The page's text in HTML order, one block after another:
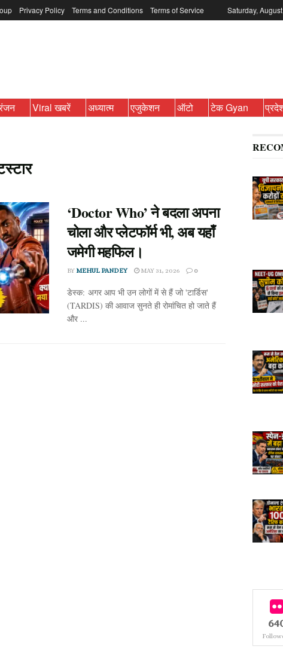
Privacy Policy Terms and Conditions Terms of Service Saturday,
Viral खबरें अध्यात्म एजुकेशन ऑटो टेक Gyan
‘Doctor Who’ ने बदला अपना
चोला और प्लेटफॉर्म भी, अब यहाँ
जमेगी महफिल।
BY MEHUL PANDEY MAY 31, 2026 0
डेस्क: अगर आप भी उन लोगों में से हैं जो 'टार्डिस'
(TARDIS) की आवाज सुनते ही रोमांचित हो जाते हैं
और ...